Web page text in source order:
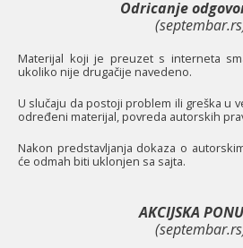
Odricanje
Materijal koji je preuzet s interneta
ukoliko nije drugačije navedeno.
U slučaju da postoji problem ili greška u
određeni materijal, povreda autorskih
Nakon predstavljanja dokaza o
će odmah biti uklonjen sa sajta.
AKCIJSKA